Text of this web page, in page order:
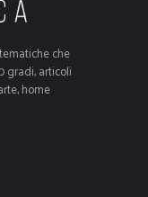
che
gradi, articoli
home